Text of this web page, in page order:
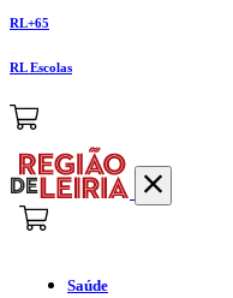
RL+65
RL Escolas
Saúde